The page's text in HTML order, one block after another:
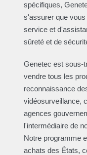
spécifiques,
s'assurer que
service et
sûreté et de
Genetec est sous-
vendre tous les
reconnaissance
vidéosurveillance,
agences
l'intermédiaire de
Notre programme
achats des États,